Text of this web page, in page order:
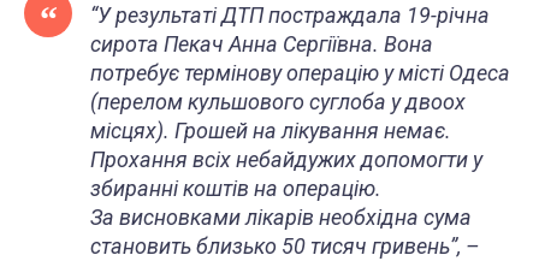
“У результаті ДТП постраждала 19-річна
сирота Пекач Анна Сергіївна. Вона
потребує термінову операцію у місті Одеса
(перелом кульшового суглоба у двоох
місцях). Грошей на лікування немає.
Прохання всіх небайдужих допомогти у
збиранні коштів на операцію.
За висновками лікарів необхідна сума
становить близько 50 тисяч гривень”, –